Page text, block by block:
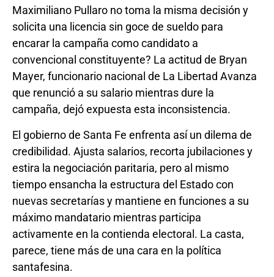
Maximiliano Pullaro no toma la misma decisión y
solicita una licencia sin goce de sueldo para
encarar la campaña como candidato a
convencional constituyente? La actitud de Bryan
Mayer, funcionario nacional de La Libertad Avanza
que renunció a su salario mientras dure la
campaña, dejó expuesta esta inconsistencia.
El gobierno de Santa Fe enfrenta así un dilema de
credibilidad. Ajusta salarios, recorta jubilaciones y
estira la negociación paritaria, pero al mismo
tiempo ensancha la estructura del Estado con
nuevas secretarías y mantiene en funciones a su
máximo mandatario mientras participa
activamente en la contienda electoral. La casta,
parece, tiene más de una cara en la política
santafesina.